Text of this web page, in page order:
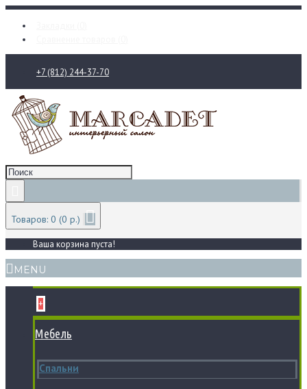
+7 (812) 244-37-70
Товаров: 0 (0 р.)
Ваша корзина пуста!
MENU
+
Мебель
Спальни